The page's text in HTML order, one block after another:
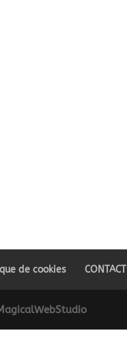
de cookies CONTACT